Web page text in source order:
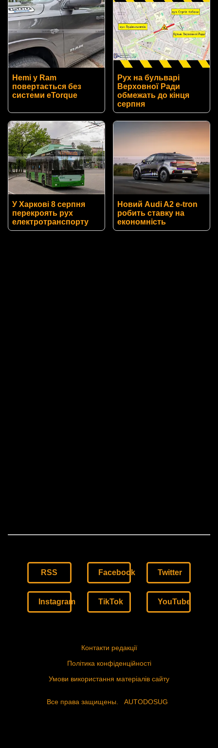
Hemi у Ram
повертається без
системи eTorque
Рух на бульварі
Верховної Ради
обмежать до кінця
серпня
У Харкові 8 серпня
перекроять рух
електротранспорту
Новий Audi A2 e-tron
робить ставку на
економність
RSS Facebook Twitter
Instagram TikTok YouTube
Контакти редакції
Політика конфіденційності
Умови використання матеріалів сайту
Все права защищены. AUTODOSUG